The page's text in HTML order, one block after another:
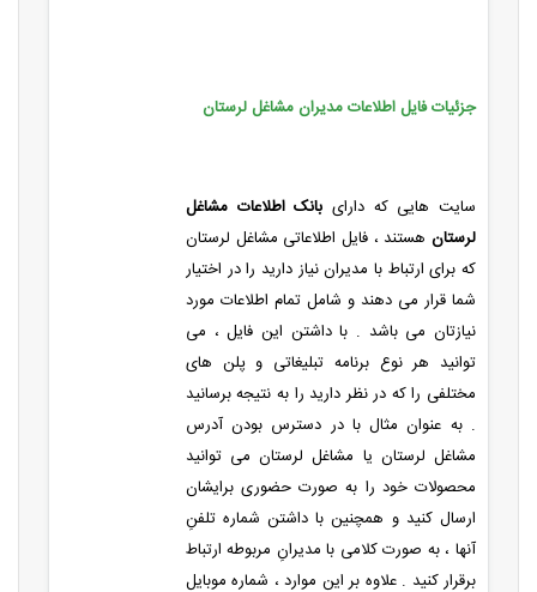
جزئیات فایل اطلاعات مدیران مشاغل لرستان
سایت هایی که دارای بانک اطلاعات مشاغل
لرستان هستند ، فایل اطلاعاتی مشاغل لرستان
که برای ارتباط با مدیران نیاز دارید را در اختیار
شما قرار می دهند و شامل تمام اطلاعات مورد
نیازتان می باشد . با داشتن این فایل ، می
توانید هر نوع برنامه تبلیغاتی و پلن های
مختلفی را که در نظر دارید را به نتیجه برسانید
. به عنوان مثال با در دسترس بودن آدرس
مشاغل لرستان یا مشاغل لرستان می توانید
محصولات خود را به صورت حضوری برایشان
ارسال کنید و همچنین با داشتن شماره تلفنِ
آنها ، به صورت کلامی با مدیرانِ مربوطه ارتباط
برقرار کنید . علاوه بر این موارد ، شماره موبایل